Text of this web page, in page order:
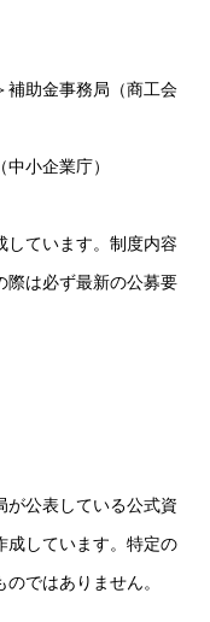
補助金事務局（商工会
小企業庁）
ています。制度内容
際は必ず最新の公募要
が公表している公式資
成しています。特定の
ではありません。